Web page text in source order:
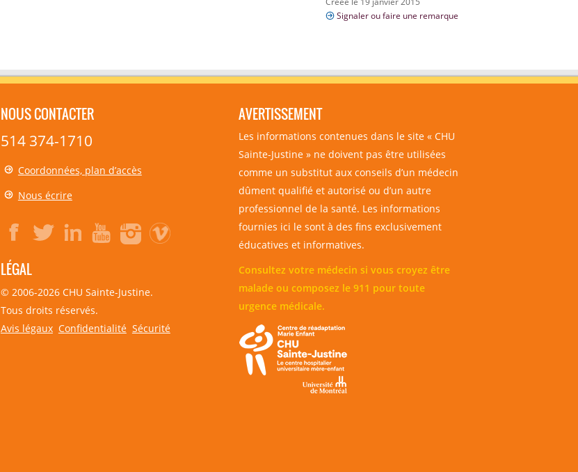
Signaler ou faire une remarque
NOUS CONTACTER
514 374-1710
Coordonnées, plan d’accès
Nous écrire
LÉGAL
© 2006-2026CHU Sainte-Justine.
Tous droits réservés.
Avis légaux Confidentialité Sécurité
AVERTISSEMENT
Les informations contenues dans le site « CHU
Sainte-Justine » ne doivent pas être utilisées
comme un substitut aux conseils d’un médecin
dûment qualifié et autorisé ou d’un autre
professionnel de la santé. Les informations
fournies ici le sont à des fins exclusivement
éducatives et informatives.
Consultez votre médecin si vous croyez être
malade ou composez le 911 pour toute
urgence médicale.